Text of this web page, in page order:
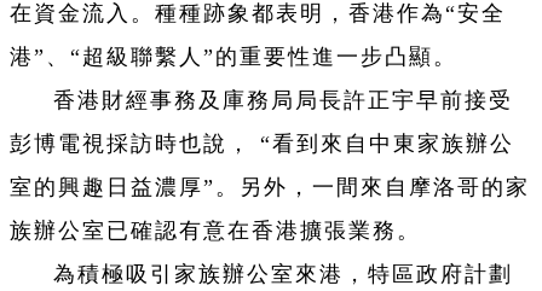
在資金流入。種種跡象都表明，香港作為“安全
港”、“超級聯繫人”的重要性進一步凸顯。
香港財經事務及庫務局局長許正宇早前接受
彭博電視採訪時也說， “看到來自中東家族辦公
室的興趣日益濃厚”。另外，一間來自摩洛哥的家
族辦公室已確認有意在香港擴張業務。
為積極吸引家族辦公室來港，特區政府計劃